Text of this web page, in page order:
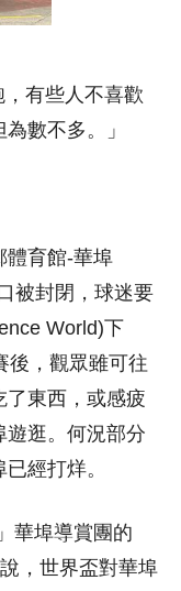
有些人不喜歡
數不多。」
體育館-華埠
被封閉，球迷要
World)下
後，觀眾雖可往
了東西，或感疲
遊逛。何況部分
經打烊。
華埠導賞團的
，世界盃對華埠